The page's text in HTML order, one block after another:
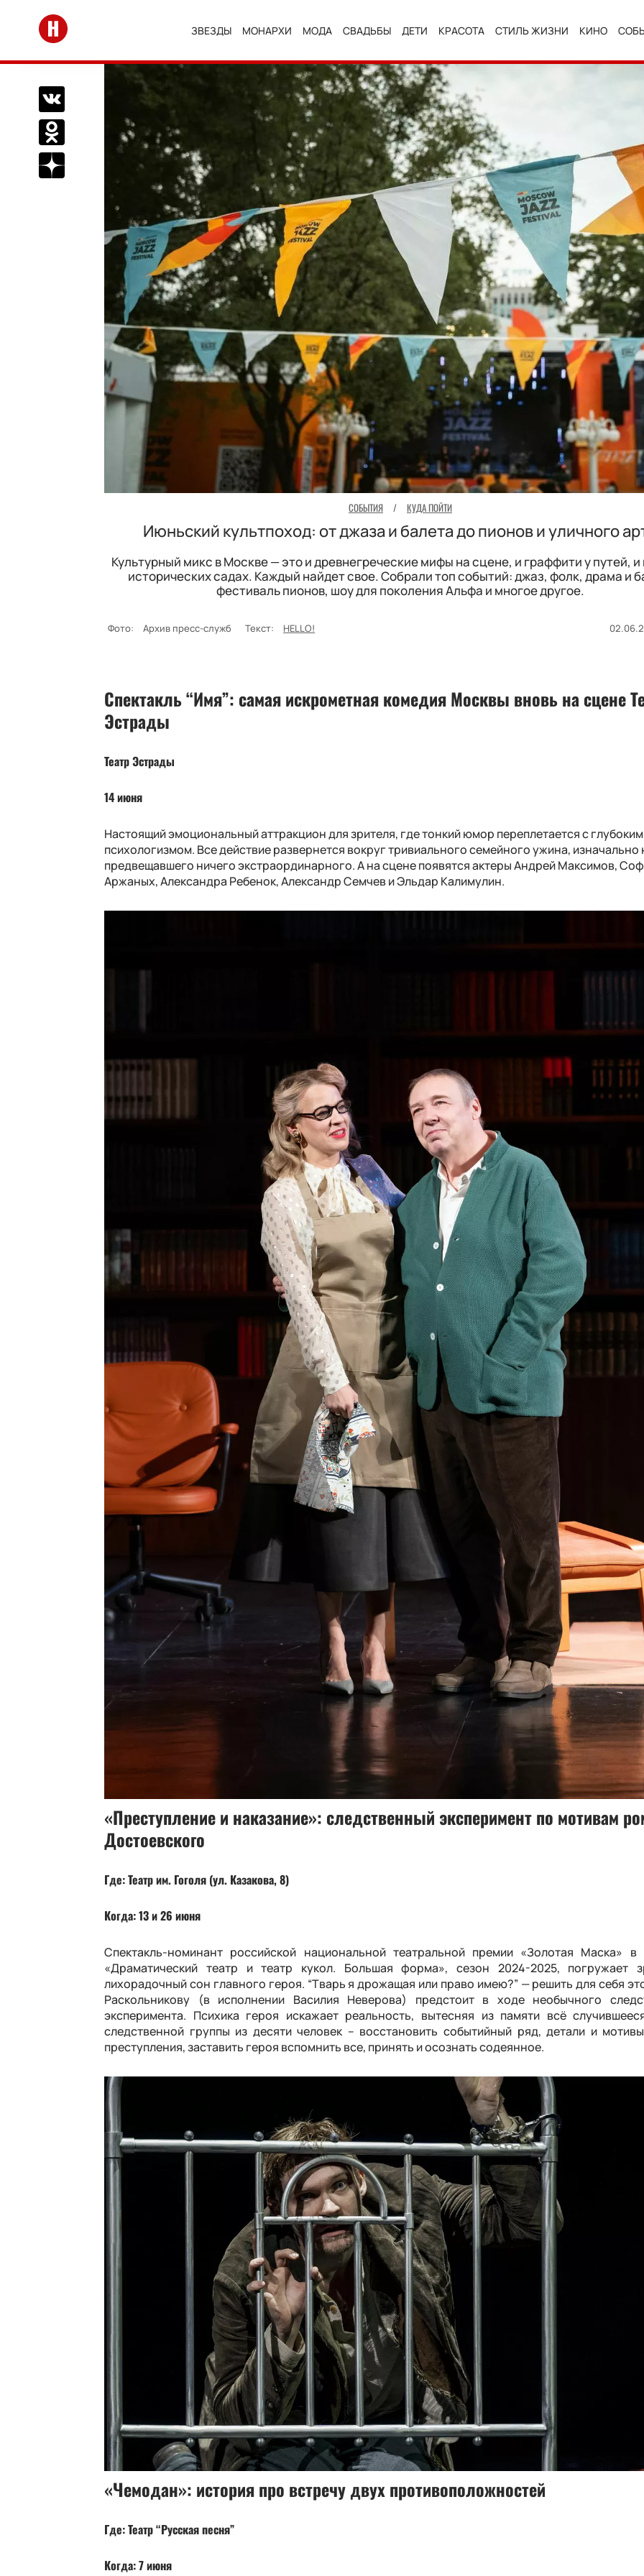
Перейти на главную
ЗВЕЗДЫ МОНАРХИ МОДА СВАДЬБЫ ДЕТИ КРАСОТА СТИЛЬ ЖИЗНИ КИНО
Поделиться Вконтакте
Поделиться в Одноклассниках
Подписаться на нас в Дзен
СОБЫТИЯ / КУДА ПОЙТИ
Июньский культпоход: от джаза и балета до пионов и уличного
Культурный микс в Москве — это и древнегреческие мифы на сцене, и граффити у путей,
исторических садах. Каждый найдет свое. Собрали топ событий: джаз, фолк, драма и
фестиваль пионов, шоу для поколения Альфа и многое другое.
Фото: Архив пресс-служб Текст: HELLO!
Спектакль “Имя”: самая искрометная комедия Москвы вновь на сцене
Эстрады
Театр Эстрады
14 июня
Настоящий эмоциональный аттракцион для зрителя, где тонкий юмор переплетается с глубоким
психологизмом. Все действие развернется вокруг тривиального семейного ужина, изначально
предвещавшего ничего экстраординарного. А на сцене появятся актеры Андрей Максимов,
Аржаных, Александра Ребенок, Александр Семчев и Эльдар Калимулин.
«Преступление и наказание»: следственный эксперимент по мотивам
Достоевского
Где: Театр им. Гоголя (ул. Казакова, 8)
Когда: 13 и 26 июня
Спектакль-номинант российской национальной театральной премии «Золотая Маска» в
«Драматический театр и театр кукол. Большая форма», сезон 2024-2025, погружает
лихорадочный сон главного героя. “Тварь я дрожащая или право имею?” — решить для себя
Раскольникову (в исполнении Василия Неверова) предстоит в ходе необычного
эксперимента. Психика героя искажает реальность, вытесняя из памяти всё
следственной группы из десяти человек – восстановить событийный ряд, детали и
преступления, заставить героя вспомнить все, принять и осознать содеянное.
«Чемодан»: история про встречу двух противоположностей
Где: Театр “Русская песня”
Когда: 7 июня